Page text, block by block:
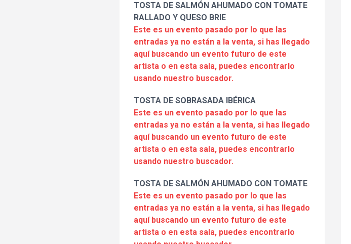
TOSTA DE SALMÓN AHUMADO CON TOMATE
RALLADO Y QUESO BRIE
Este es un evento pasado por lo que las
entradas ya no están a la venta, si has llegado
aquí buscando un evento futuro de este
artista o en esta sala, puedes encontrarlo
usando nuestro buscador.
TOSTA DE SOBRASADA IBÉRICA
Este es un evento pasado por lo que las
entradas ya no están a la venta, si has llegado
aquí buscando un evento futuro de este
artista o en esta sala, puedes encontrarlo
usando nuestro buscador.
TOSTA DE SALMÓN AHUMADO CON TOMATE
Este es un evento pasado por lo que las
entradas ya no están a la venta, si has llegado
aquí buscando un evento futuro de este
artista o en esta sala, puedes encontrarlo